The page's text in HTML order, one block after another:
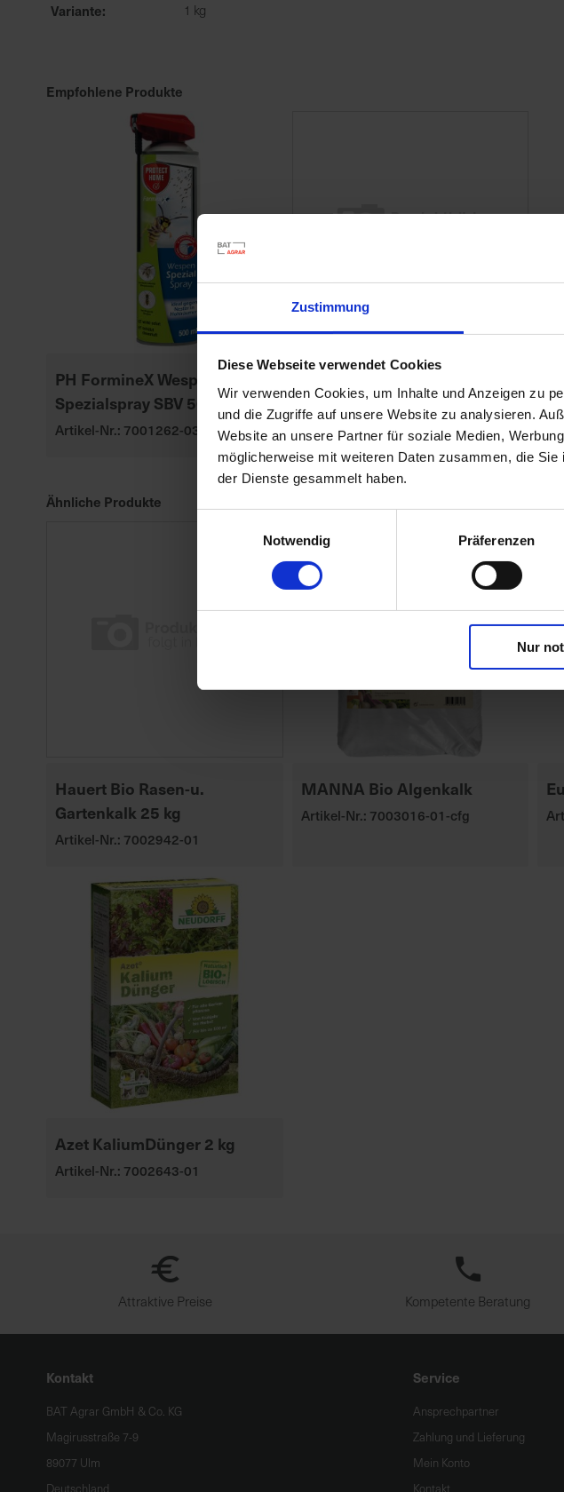
Zustimmung
Diese Webseite verwendet Cookies
Wir verwenden Cookies, um Inhalte und Anzeigen zu
und die Zugriffe auf unsere Website zu analysieren.
Website an unsere Partner für soziale Medien,
möglicherweise mit weiteren Daten zusammen, die
der Dienste gesammelt haben.
Notwendig
Präferenzen
Nur
Variante 1 kg
Empfohlene Produkte
PH FormineX Wespen
Spezialspray SBV 500 ml
Artikel-Nr.: 7001262-03
Rasendünger
Artikel-Nr.: 7000790-06-cfg
Ähnliche Produkte
Hauert Bio Rasen-u.
Gartenkalk 25 kg
Artikel-Nr.: 7002942-01
MANNA Bio Algenkalk
Artikel-Nr.: 7003016-01-cfg
Azet KaliumDünger 2 kg
Artikel-Nr.: 7002643-01
Attraktive Preise Kompetente Beratung
Kontakt
BAT Agrar GmbH & Co. KG
Magirusstraße 7-9
89077 Ulm
Deutschland
Service
Ansprechpartner
Zahlung und Lieferung
Mein Konto
Kontakt